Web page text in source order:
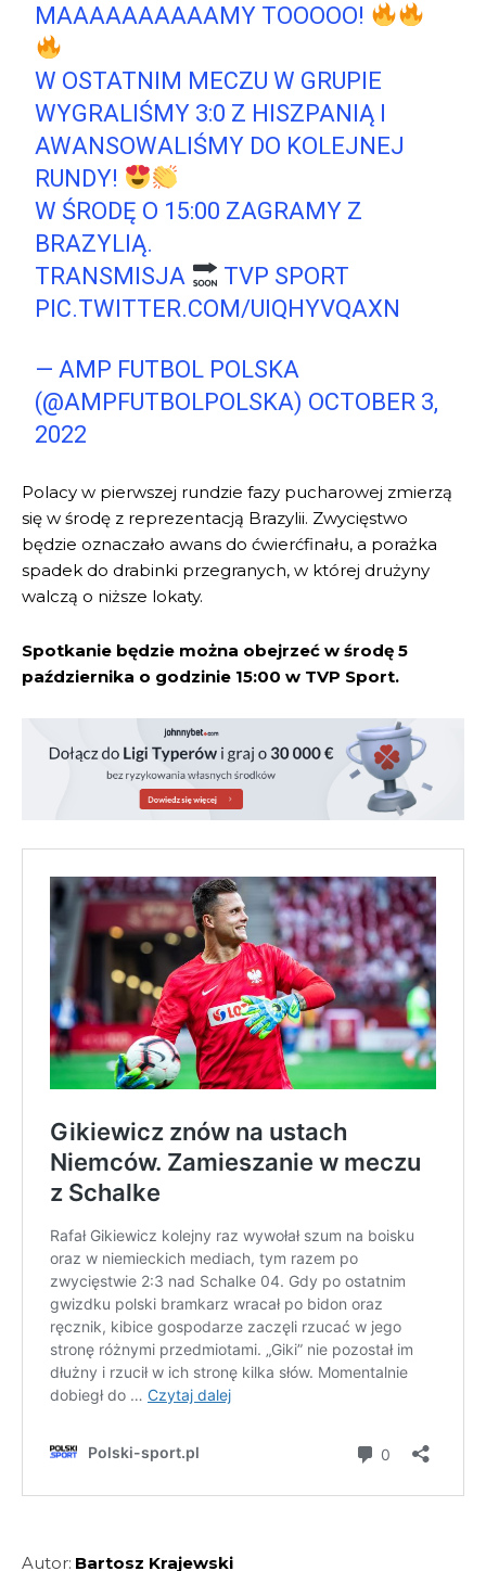
MAAAAAAAAAAMY TOOOOO!
W OSTATNIM MECZU W GRUPIE
WYGRALIŚMY 3:0 Z HISZPANIĄ I
AWANSOWALIŚMY DO KOLEJNEJ
RUNDY!
W ŚRODĘ O 15:00 ZAGRAMY Z
BRAZYLIĄ.
TRANSMISJA
TVP SPORT
PIC.TWITTER.COM/UIQHYVQAXN
— AMP FUTBOL POLSKA
(@AMPFUTBOLPOLSKA) OCTOBER 3,
2022
Polacy w pierwszej rundzie fazy pucharowej zmierzą
się w środę z reprezentacją Brazylii. Zwycięstwo
będzie oznaczało awans do ćwierćfinału, a porażka
spadek do drabinki przegranych, w której drużyny
walczą o niższe lokaty.
Spotkanie będzie można obejrzeć w środę 5
października o godzinie 15:00 w TVP Sport.
Autor: Bartosz Krajewski